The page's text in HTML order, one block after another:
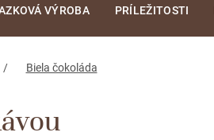
VÝROBA PRÍLEŽITOSTI
Biela čokoláda